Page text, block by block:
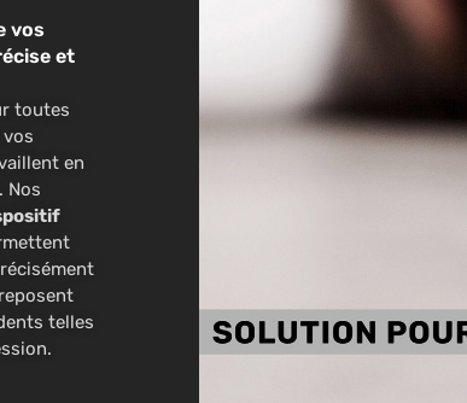
vos
et
toutes
en
Nos
telles